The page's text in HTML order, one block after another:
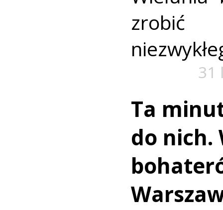
zrobić
31
Ta
do nich.